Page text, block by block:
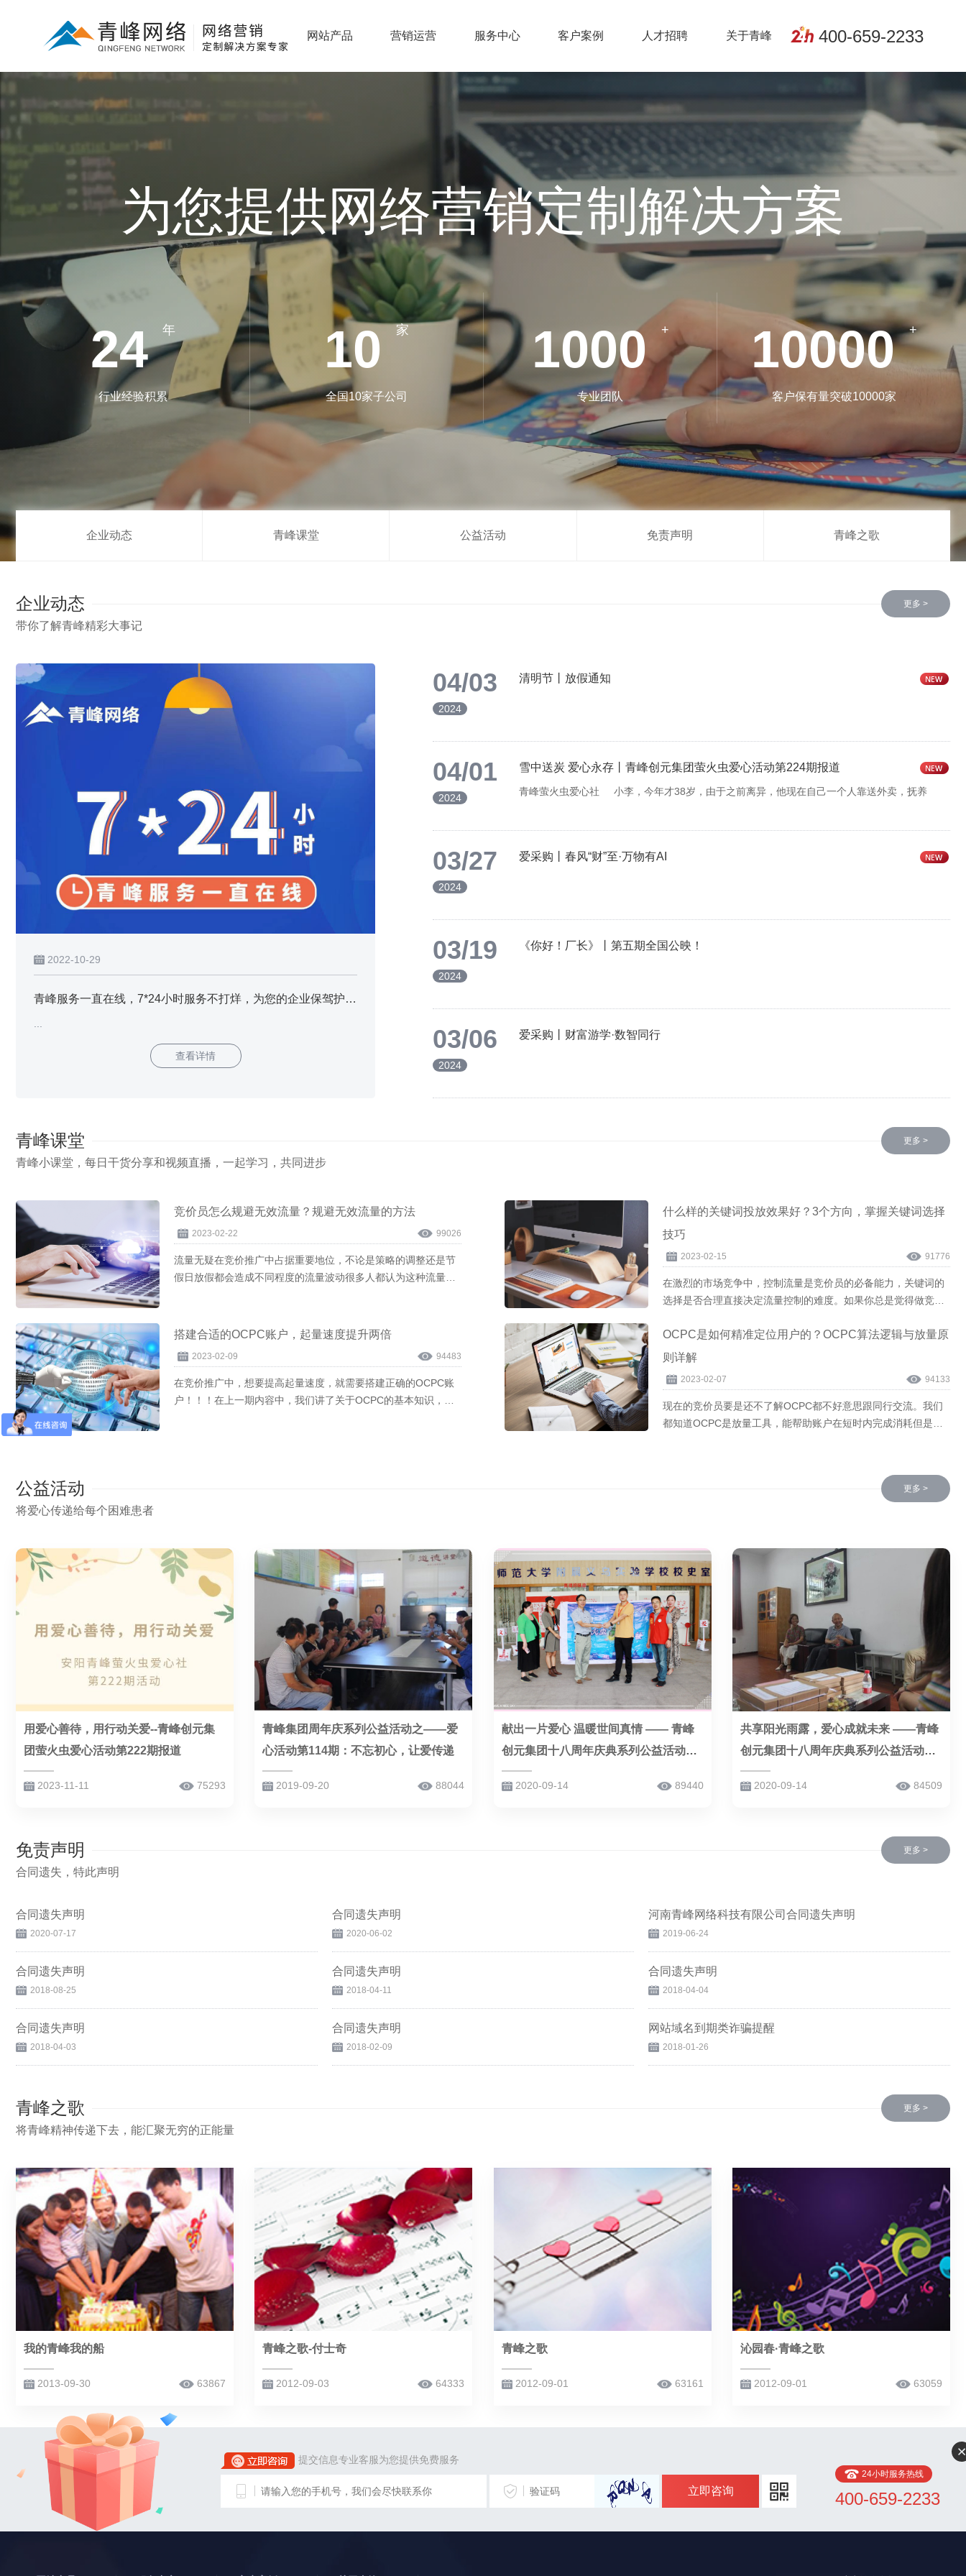
网站产品 营销运营 服务中心 客户案例 人才招聘 关于青峰 400-659-2233
为您提供网络营销定制解决方案
24 年
行业经验积累
10 家
全国10家子公司
1000 +
专业团队
10000 +
客户保有量突破10000家
企业动态 青峰课堂 公益活动 免责声明 青峰之歌
企业动态 更多 >
带你了解青峰精彩大事记
2022-10-29
青峰服务一直在线，7*24小时服务不打烊，为您的企业保驾护航！
查看详情
2022-03-05
耕,工人朋友开机忙,惊蜇有了好开头,今年丰...
04/03
2024
清明节丨放假通知
04/01
2024
雪中送炭 爱心永存丨青峰创元集团萤火虫爱心活动第224期报道
青峰萤火虫爱心社 小李，今年才38岁，由于之前离异，他现在自己一个人靠送外卖，抚养
03/27
2024
爱采购丨春风“财”至·万物有AI
03/19
2024
《你好！厂长》丨第五期全国公映！
03/06
2024
爱采购丨财富游学·数智同行
青峰课堂 更多 >
青峰小课堂，每日干货分享和视频直播，一起学习，共同进步
竞价员怎么规避无效流量？规避无效流量的方法
2023-02-22 99026
流量无疑在竞价推广中占据重要地位，不论是策略的调整还是节
假日放假都会造成不同程度的流量波动很多人都认为这种流量波
什么样的关键词投放效果好？3个方向，掌握关键词选择
技巧
2023-02-15 91776
在激烈的市场竞争中，控制流量是竞价员的必备能力，关键词的
选择是否合理直接决定流量控制的难度。如果你总是觉得做竞价
搭建合适的OCPC账户，起量速度提升两倍
2023-02-09 94483
在竞价推广中，想要提高起量速度，就需要搭建正确的OCPC账
户！！！在上一期内容中，我们讲了关于OCPC的基本知识，今
OCPC是如何精准定位用户的？OCPC算法逻辑与放量原
则详解
2023-02-07 94133
现在的竞价员要是还不了解OCPC都不好意思跟同行交流。我们
都知道OCPC是放量工具，能帮助账户在短时内完成消耗但是你
公益活动 更多 >
将爱心传递给每个困难患者
用爱心善待，用行动关爱--青峰创元集
团萤火虫爱心活动第222期报道
2023-11-11 75293
青峰集团周年庆系列公益活动之——爱
心活动第114期：不忘初心，让爱传递
2019-09-20 88044
献出一片爱心 温暖世间真情 —— 青峰
创元集团十八周年庆典系列公益活动之
一（总第143期）
2020-09-14 89440
共享阳光雨露，爱心成就未来 ——青峰
创元集团十八周年庆典系列公益活动之
三（总第144期）
2020-09-14 84509
免责声明 更多 >
合同遗失，特此声明
合同遗失声明
2020-07-17
合同遗失声明
2020-06-02
河南青峰网络科技有限公司合同遗失声明
2019-06-24
合同遗失声明
2018-08-25
合同遗失声明
2018-04-11
合同遗失声明
2018-04-04
合同遗失声明
2018-04-03
合同遗失声明
2018-02-09
网站域名到期类诈骗提醒
2018-01-26
青峰之歌 更多 >
将青峰精神传递下去，能汇聚无穷的正能量
我的青峰我的船
2013-09-30 63867
青峰之歌-付士奇
2012-09-03 64333
青峰之歌
2012-09-01 63161
沁园春·青峰之歌
2012-09-01 63059
提交信息专业客服为您提供免费服务
立即咨询
24小时服务热线
400-659-2233